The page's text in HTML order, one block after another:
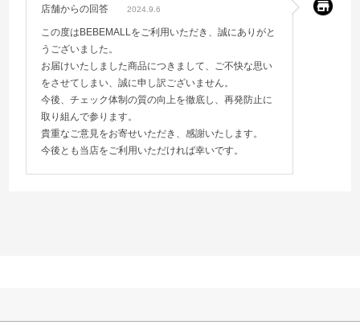
店舗からの回答 2024.9.6
この度はBEBEMALLをご利用いただき、誠にありがと
うございました。
お届けいたしました商品につきまして、ご不快な思い
をさせてしまい、誠に申し訳ございません。
今後、チェック体制の質の向上を徹底し、再発防止に
取り組んで参ります。
貴重なご意見をお寄せいただき、感謝いたします。
今後とも当店をご利用いただければ幸いです。